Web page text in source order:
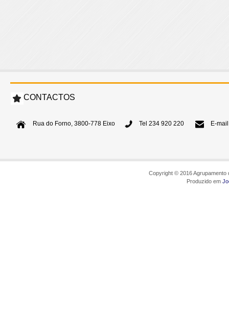
CONTACTOS
Rua do Forno, 3800-778 Eixo Tel 234 920 220 E-
Copyright © 2016
Produzido em